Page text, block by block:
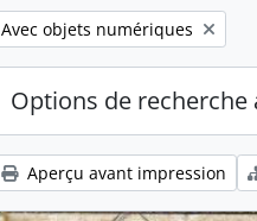
Remove filter:
Avec objets numériques
Options de recherche
Aperçu avant impression